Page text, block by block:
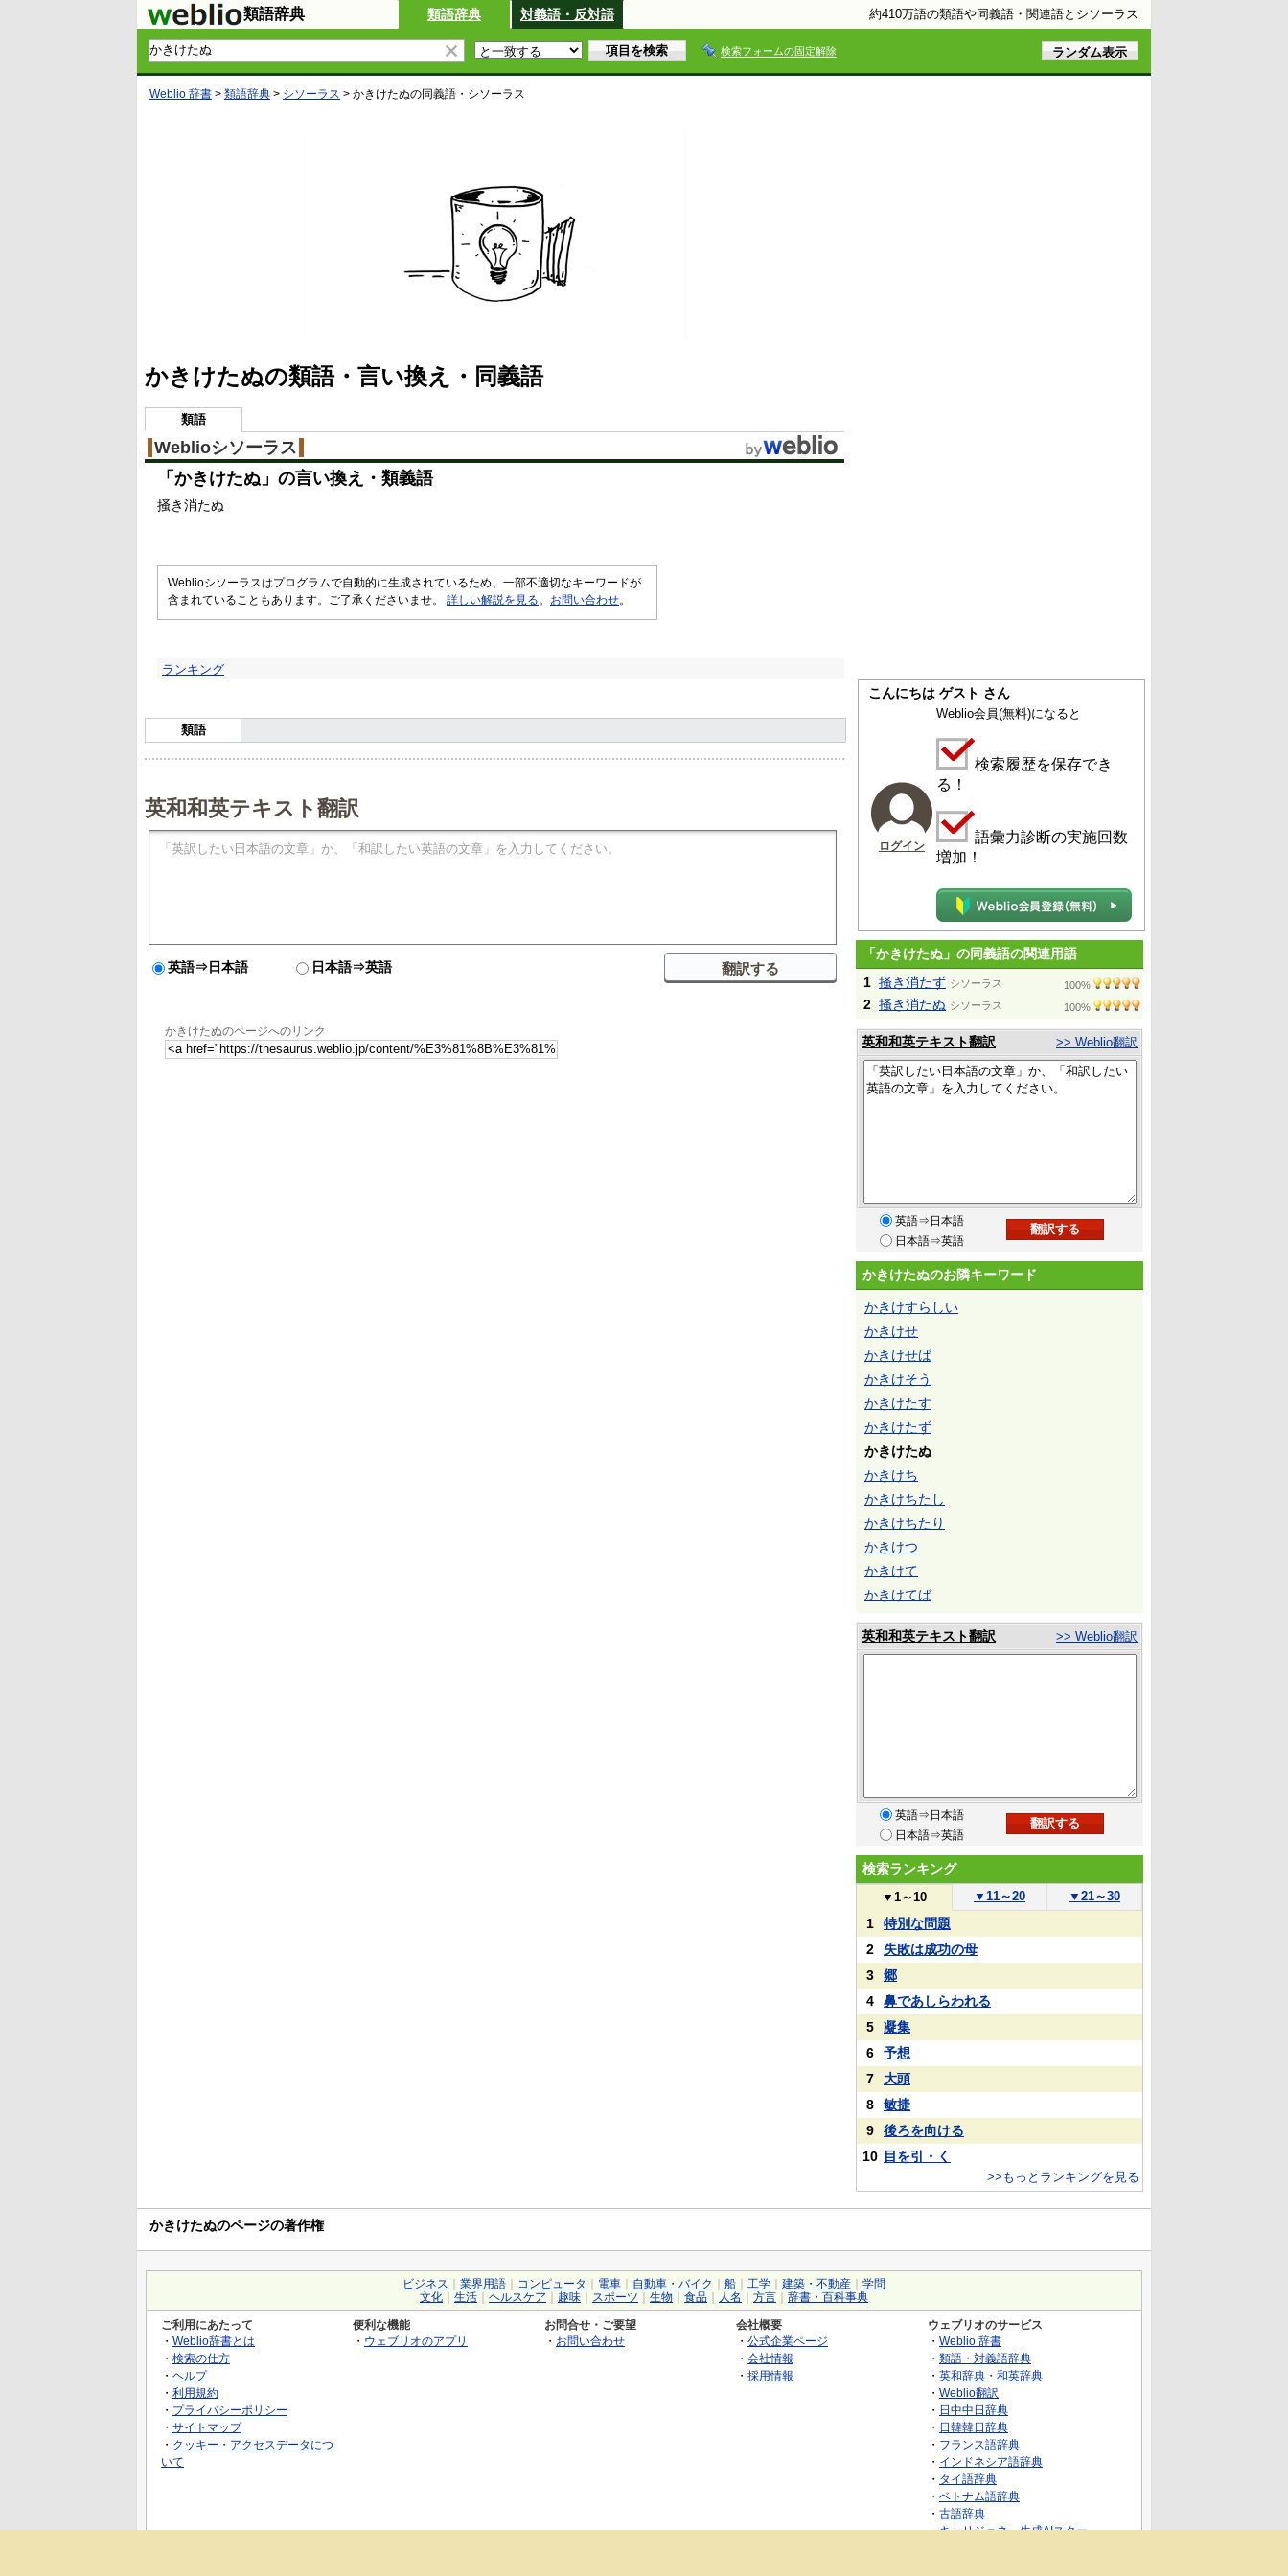
類語辞典 類語辞典 対義語・反対語 約410万語の類語や同義語・関連語とシソーラス
検索フォームの固定解除
Weblio 辞書 > 類語辞典 > シソーラス > かきけたぬの同義語・シソーラス
かきけたぬの類語・言い換え・同義語
類語
Weblioシソーラス
「 かきけたぬ 」の言い換え・類義語
掻き消たぬ
Weblioシソーラスはプログラムで自動的に生成されているため、一部不適切なキーワードが
含まれていることもあります。ご了承くださいませ。 詳しい解説を見る 。 お問い合わせ。
ランキング
類語
英和和英テキスト翻訳
英語⇒日本語 日本語⇒英語
かきけたぬのページへのリンク
こんにちは ゲスト さん
ログイン
Weblio会員(無料)になると
検索履歴を保存でき
る！
語彙力診断の実施回数
増加！
「かきけたぬ」の同義語の関連用語
1 掻き消たず シソーラス 100%
2 掻き消たぬ シソーラス 100%
英和和英テキスト翻訳 >> Weblio翻訳
英語⇒日本語
日本語⇒英語
かきけたぬのお隣キーワード
かきけすらしい
かきけせ
かきけせば
かきけそう
かきけたす
かきけたず
かきけたぬ
かきけち
かきけちたし
かきけちたり
かきけつ
かきけて
かきけてば
英和和英テキスト翻訳 >> Weblio翻訳
英語⇒日本語
日本語⇒英語
検索ランキング
▼ 1～10 ▼ 11～20 ▼ 21～30
1
特別な問題
2
失敗は成功の母
3
郷
4
鼻であしらわれる
5
凝集
6
予想
7
大頭
8
敏捷
9
後ろを向ける
10 目を引・く
>>もっとランキングを見る
かきけたぬのページの著作権
ビジネス 業界用語 コンピュータ 電車 自動車・バイク 船 工学 建築・不動産
学問
文化
生活 ヘルスケア 趣味 スポーツ 生物 食品 人名 方言 辞書・百科事典
ご利用にあたって
・ Weblio辞書とは
・ 検索の仕方
・ ヘルプ
・ 利用規約
・ プライバシーポリシー
・ サイトマップ
・ クッキー・アクセスデータにつ
いて
便利な機能
・ ウェブリオのアプリ
お問合せ・ご要望
・ お問い合わせ
会社概要
・ 公式企業ページ
・ 会社情報
・ 採用情報
ウェブリオのサービス
・ Weblio 辞書
・ 類語・対義語辞典
・ 英和辞典・和英辞典
・ Weblio翻訳
・ 日中中日辞典
・ 日韓韓日辞典
・ フランス語辞典
・ インドネシア語辞典
・ タイ語辞典
・ ベトナム語辞典
・ 古語辞典
・キャリジェネ～生成AIスクー